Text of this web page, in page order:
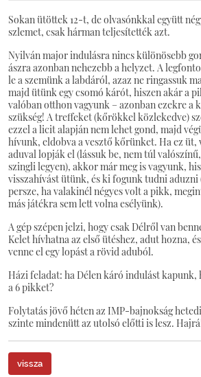
Sokan ütöttek 12-t, de olvasónkkal együtt
szlemet, csak hárman teljesítették azt.
Nyilván major indulásra nincs különösebb
ászra azonban nehezebb a helyzet. A
le a szemünk a labdáról, azaz ne ringassuk
majd ütünk egy csomó kárót, hiszen akár a
valóban otthon vagyunk – azonban ezekre a
szükség! A treffeket (kőrökkel közlekedve)
ezzel a licit alapján nem lehet gond, majd
hívunk, eldobva a vesztő kőrünket. Ha ez üt,
aduval lopják el (lássuk be, nem túl
szingli legyen), akkor már meg is vagyunk,
visszahívást ütünk, és ki fogunk tudni aduzni
persze, ha valakinél négyes volt a pikk,
más játékra sem lett volna esélyünk).
A gép szépen jelzi, hogy csak Délről van
Kelet hívhatna az első ütéshez, adut hozna,
venne el egy lopást a rövid aduból.
Házi feladat: ha Délen káró indulást kapunk,
a 6 pikket?
Folytatás jövő héten az IMP-bajnokság
szinte mindenütt az utolsó előtti is lesz.
vissza